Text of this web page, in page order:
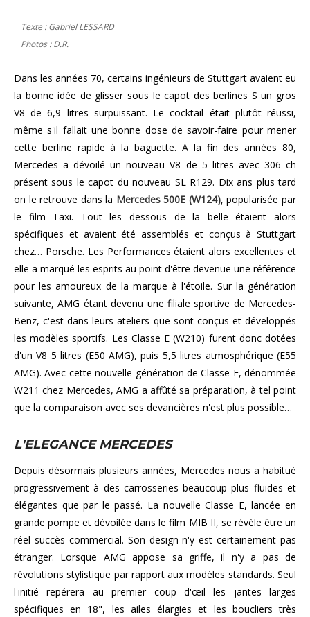
Texte : Gabriel LESSARD
Photos : D.R.
Dans les années 70, certains ingénieurs de Stuttgart avaient eu
la bonne idée de glisser sous le capot des berlines S un gros
V8 de 6,9 litres surpuissant. Le cocktail était plutôt réussi,
même s'il fallait une bonne dose de savoir-faire pour mener
cette berline rapide à la baguette. A la fin des années 80,
Mercedes a dévoilé un nouveau V8 de 5 litres avec 306 ch
présent sous le capot du nouveau SL R129. Dix ans plus tard
on le retrouve dans la Mercedes 500E (W124), popularisée par
le film Taxi. Tout les dessous de la belle étaient alors
spécifiques et avaient été assemblés et conçus à Stuttgart
chez… Porsche. Les Performances étaient alors excellentes et
elle a marqué les esprits au point d'être devenue une référence
pour les amoureux de la marque à l'étoile. Sur la génération
suivante, AMG étant devenu une filiale sportive de Mercedes-
Benz, c'est dans leurs ateliers que sont conçus et développés
les modèles sportifs. Les Classe E (W210) furent donc dotées
d'un V8 5 litres (E50 AMG), puis 5,5 litres atmosphérique (E55
AMG). Avec cette nouvelle génération de Classe E, dénommée
W211 chez Mercedes, AMG a affûté sa préparation, à tel point
que la comparaison avec ses devancières n'est plus possible…
L'ELEGANCE MERCEDES
Depuis désormais plusieurs années, Mercedes nous a habitué
progressivement à des carrosseries beaucoup plus fluides et
élégantes que par le passé. La nouvelle Classe E, lancée en
grande pompe et dévoilée dans le film MIB II, se révèle être un
réel succès commercial. Son design n'y est certainement pas
étranger. Lorsque AMG appose sa griffe, il n'y a pas de
révolutions stylistique par rapport aux modèles standards. Seul
l'initié repérera au premier coup d'œil les jantes larges
spécifiques en 18", les ailes élargies et les boucliers très